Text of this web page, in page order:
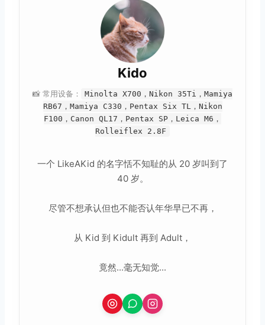
Kido
📸 常用设备：
Minolta X700，Nikon 35Ti，Mamiya
RB67，Mamiya C330，Pentax Six TL，Nikon
F100，Canon QL17，Pentax SP，Leica M6，
Rolleiflex 2.8F
一个 LikeAKid 的名字恬不知耻的从 20 岁叫到了
40 岁。
尽管不想承认但也不能否认年华早已不再，
从 Kid 到 Kidult 再到 Adult，
竟然...毫无知觉...